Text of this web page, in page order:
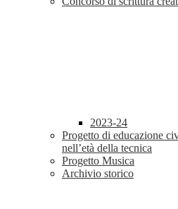
2023-24
Progetto di educazione
nell’età della tecnica
Progetto Musica
Archivio storico